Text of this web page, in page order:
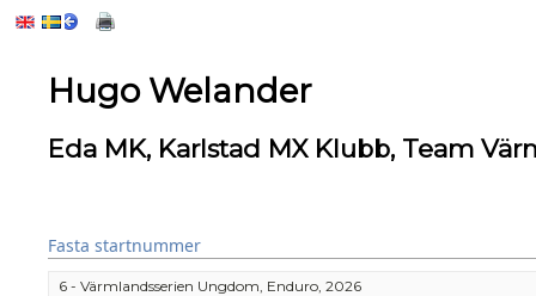
Hugo Welander
Eda MK, Karlstad MX Klubb, Team
Fasta startnummer
6 - Värmlandsserien Ungdom, Enduro, 2026